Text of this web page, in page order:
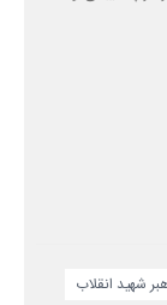
شهید انقلاب